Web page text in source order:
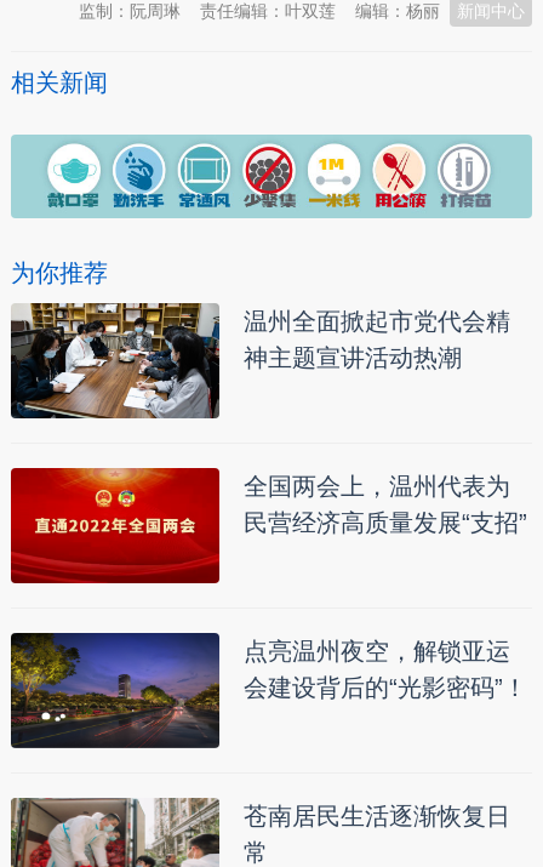
新闻中心
编辑：杨丽
责任编辑：叶双莲
监制：阮周琳
相关新闻
为你推荐
温州全面掀起市党代会精
神主题宣讲活动热潮
全国两会上，温州代表为
民营经济高质量发展“支招”
点亮温州夜空，解锁亚运
会建设背后的“光影密码”！
苍南居民生活逐渐恢复日
常